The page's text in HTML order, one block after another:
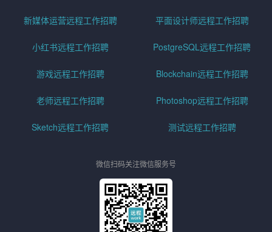
新媒体运营远程工作招聘 平面设计师远程工作招聘
小红书远程工作招聘 PostgreSQL远程工作招聘
游戏远程工作招聘 Blockchain远程工作招聘
老师远程工作招聘 Photoshop远程工作招聘
Sketch远程工作招聘 测试远程工作招聘
微信扫码关注微信服务号